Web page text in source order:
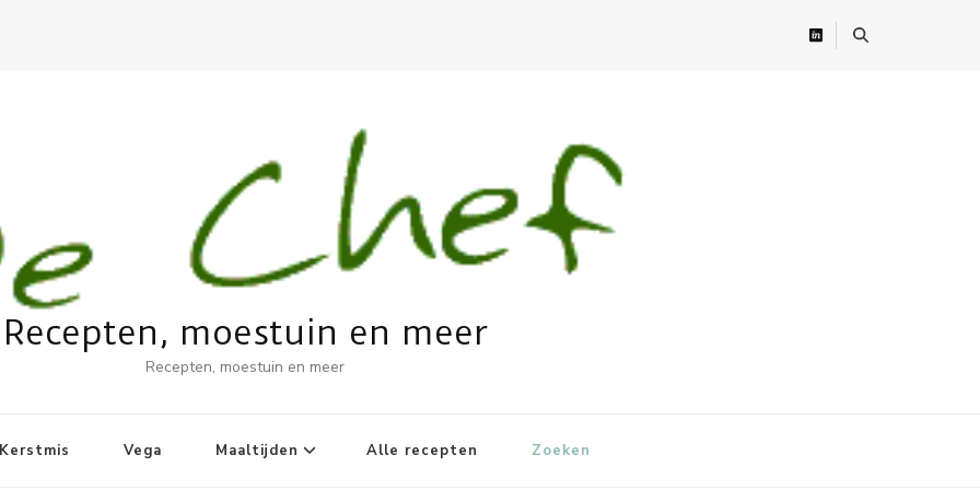
Recepten, moestuin en meer
Recepten, moestuin en meer
Vega Maaltijden Alle recepten Zoeken